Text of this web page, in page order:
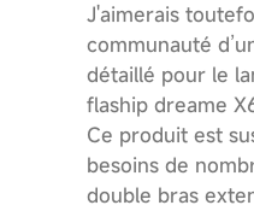
J'aimerais
communauté
détaillé pour le
flaship dreame
Ce produit est
besoins de
double bras